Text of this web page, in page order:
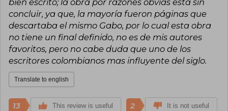
concluir, ya que, la mayoría fueron páginas que
descartaba el mismo Gabo, por lo cual esta obra
no tiene un final definido, no es de mis autores
favoritos, pero no cabe duda que uno de los
escritores colombianos mas influyente del siglo.
Translate to english
13 This review is useful 2 It is not useful